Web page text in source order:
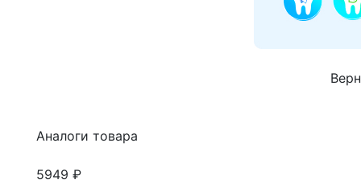
Аналоги товара
5949 ₽